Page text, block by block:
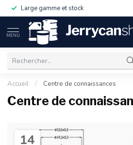
Large gamme et stock
MENU
Accueil / Centre de connaissances
Centre de
14